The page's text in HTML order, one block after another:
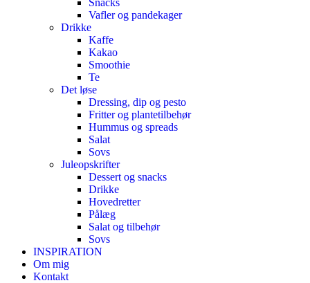
Snacks
Vafler og pandekager
Drikke
Kaffe
Kakao
Smoothie
Te
Det løse
Dressing, dip og pesto
Fritter og plantetilbehør
Hummus og spreads
Salat
Sovs
Juleopskrifter
Dessert og snacks
Drikke
Hovedretter
Pålæg
Salat og tilbehør
Sovs
INSPIRATION
Om mig
Kontakt